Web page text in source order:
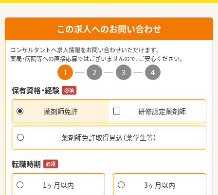
この求人へのお問い合わせ
コンサルタントへ求人情報をお問い合わせいただけます。
薬局・病院等への直接応募ではございませんので、ご安心ください。
1 2 3
4
保有資格・経験
必須
薬剤師免許 研修認定薬剤師
薬剤師免許取得見込（薬学生等）
転職時期 必須
1ヶ月以内 3ヶ月以内